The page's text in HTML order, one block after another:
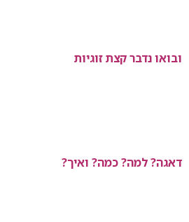
ובואו נדבר קצת זוגיות
דאגה? למה? כמה? ואיך?